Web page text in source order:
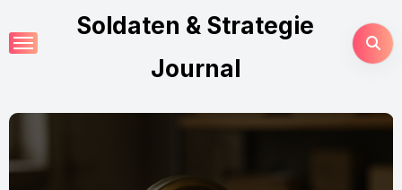
to
Soldaten & Strategie
Journal